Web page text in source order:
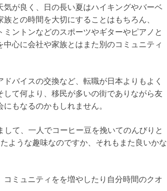
が良く、日の長い夏はハイキングやバーベ
との時間を大切にすることはもちろん、
ントンなどのスポーツやギターやピアノと
心に会社や家族とはまた別のコミュニティ
バイスの交換など、転職が日本よりもよく
て何より、移民が多いの街でありながら友
もなるのかもしれません。
て、一人でコーヒー豆を挽いてのんびりと
ような趣味なのですか、それもまた良いかな
ミュニティをを増やしたり自分時間のクオ